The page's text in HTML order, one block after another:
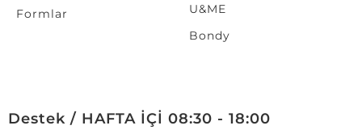
Formlar
U&ME
Bondy
Destek / HAFTA İÇİ 08:30 - 18:00